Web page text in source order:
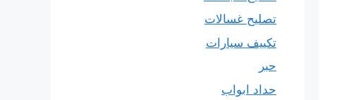
تصليح غسالات
تكييف سيارات
حبر
حداد ابواب